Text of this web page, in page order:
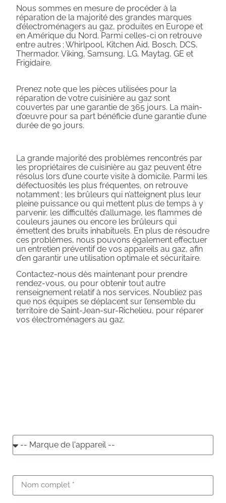
Nous sommes en mesure de procéder à la
réparation de la majorité des grandes marques
d’électroménagers au gaz, produites en Europe et
en Amérique du Nord. Parmi celles-ci on retrouve
entre autres ; Whirlpool, Kitchen Aid, Bosch, DCS,
Thermador, Viking, Samsung, LG, Maytag, GE et
Frigidaire.
Prenez note que les pièces utilisées pour la
réparation de votre cuisinière au gaz sont
couvertes par une garantie de 365 jours. La main-
d’œuvre pour sa part bénéficie d’une garantie d’une
durée de 90 jours.
La grande majorité des problèmes rencontrés par
les propriétaires de cuisinière au gaz peuvent être
résolus lors d’une courte visite à domicile. Parmi les
défectuosités les plus fréquentes, on retrouve
notamment ; les brûleurs qui n’atteignent plus leur
pleine puissance ou qui mettent plus de temps à y
parvenir, les difficultés d’allumage, les flammes de
couleurs jaunes ou encore les brûleurs qui
émettent des bruits inhabituels. En plus de résoudre
ces problèmes, nous pouvons également effectuer
un entretien préventif de vos appareils au gaz, afin
d’en garantir une utilisation optimale et sécuritaire.
Contactez-nous dès maintenant pour prendre
rendez-vous, ou pour obtenir tout autre
renseignement relatif à nos services. N’oubliez pas
que nos équipes se déplacent sur l’ensemble du
territoire de Saint-Jean-sur-Richelieu, pour réparer
vos électroménagers au gaz.